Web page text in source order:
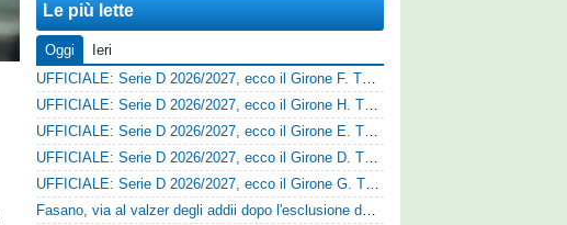
Le più lette
Oggi
Ieri
UFFICIALE: Serie D 2026/2027, ecco il Girone F. Tutte le squadre
UFFICIALE: Serie D 2026/2027, ecco il Girone H. Tutte le squadre
UFFICIALE: Serie D 2026/2027, ecco il Girone E. Tutte le squadre
UFFICIALE: Serie D 2026/2027, ecco il Girone D. Tutte le squadre
UFFICIALE: Serie D 2026/2027, ecco il Girone G. Tutte le squadre
Fasano, via al valzer degli addii dopo l'esclusione dalla Serie D: Salzano verso una big campana